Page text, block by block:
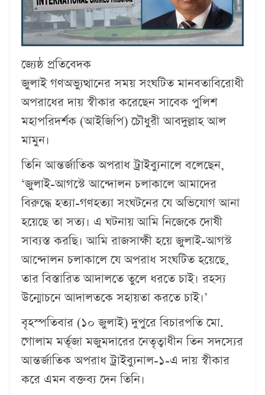
জ্যেষ্ঠ প্রতিবেদক
জুলাই গণঅভ্যুত্থানের সময় সংঘটিত মানবতাবিরোধী
অপরাধের দায় স্বীকার করেছেন সাবেক পুলিশ
মহাপরিদর্শক (আইজিপি) চৌধুরী আবদুল্লাহ আল
মামুন।
তিনি আন্তর্জাতিক অপরাধ ট্রাইব্যুনালে বলেছেন,
‘জুলাই-আগস্টে আন্দোলন চলাকালে আমাদের
বিরুদ্ধে হত্যা-গণহত্যা সংঘটনের যে অভিযোগ আনা
হয়েছে তা সত্য। এ ঘটনায় আমি নিজেকে দোষী
সাব্যস্ত করছি। আমি রাজসাক্ষী হয়ে জুলাই-আগস্ট
আন্দোলন চলাকালে যে অপরাধ সংঘটিত হয়েছে,
তার বিস্তারিত আদালতে তুলে ধরতে চাই। রহস্য
উন্মোচনে আদালতকে সহায়তা করতে চাই।’
বৃহস্পতিবার (১০ জুলাই) দুপুরে বিচারপতি মো.
গোলাম মর্তূজা মজুমদারের নেতৃত্বাধীন তিন সদস্যের
আন্তর্জাতিক অপরাধ ট্রাইব্যুনাল-১-এ দায় স্বীকার
করে এমন বক্তব্য দেন তিনি।